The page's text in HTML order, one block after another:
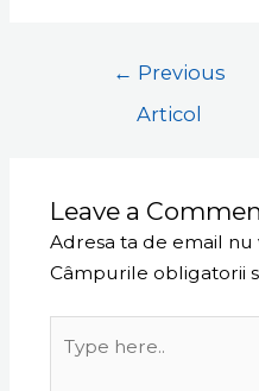
← Previous
Articol
Leave a
Adresa ta de email nu
Câmpurile obligatorii
here..